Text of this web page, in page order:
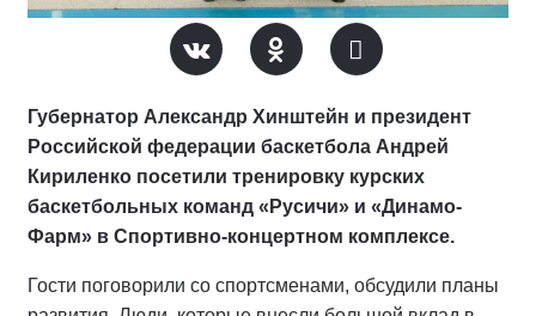
Губернатор Александр Хинштейн и президент
Российской федерации баскетбола Андрей
Кириленко посетили тренировку курских
баскетбольных команд «Русичи» и «Динамо-
Фарм» в Спортивно-концертном комплексе.
Гости поговорили со спортсменами, обсудили планы